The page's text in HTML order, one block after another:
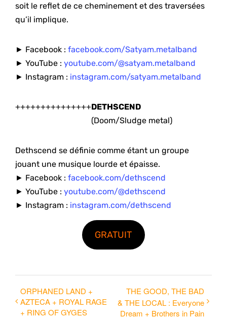
soit le reflet de ce cheminement et des traversées
qu’il implique.
► Facebook : facebook.com/Satyam.metalband
► YouTube : youtube.com/@satyam.metalband
► Instagram : instagram.com/satyam.metalband
+++++++++++++++DETHSCEND
(Doom/Sludge metal)
Dethscend se définie comme étant un groupe
jouant une musique lourde et épaisse.
► Facebook : facebook.com/dethscend
► YouTube : youtube.com/@dethscend
► Instagram : instagram.com/dethscend
GRATUIT
ORPHANED LAND +
AZTECA + ROYAL RAGE
+ RING OF GYGES
THE GOOD, THE BAD
& THE LOCAL : Everyone
Dream + Brothers in Pain